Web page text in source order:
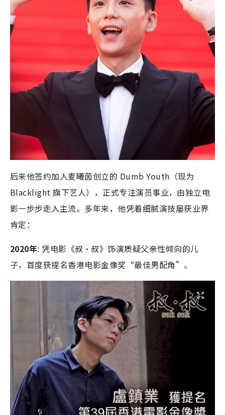
后来他签约加入麦曦茵创立的 Dumb Youth（现为
Blacklight 旗下艺人），正式专注演员事业，由独立电
影一步步走入主流。多年来，他凭着细腻演技屡获业界
肯定：
2020年: 凭电影《叔·叔》饰演质疑父亲性倾向的儿
子，首度获提名香港电影金像奖“最佳男配角”。